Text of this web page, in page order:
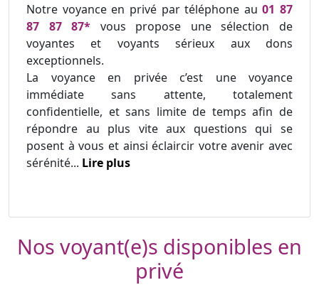
Notre voyance en privé par téléphone au01 87
87 87 87* vous propose une sélection de
voyantes et voyants sérieux aux dons
exceptionnels.
La voyance en privée c’est une voyance
immédiate sans attente, totalement
confidentielle, et sans limite de temps afin de
répondre au plus vite aux questions qui se
posent à vous et ainsi éclaircir votre avenir avec
sérénité... Lire plus
Nos voyant(e)s disponibles en
privé